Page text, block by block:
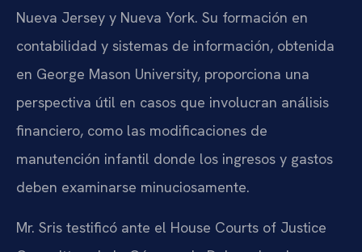
Nueva Jersey y Nueva York. Su formación en
contabilidad y sistemas de información, obtenida
en George Mason University, proporciona una
perspectiva útil en casos que involucran análisis
financiero, como las modificaciones de
manutención infantil donde los ingresos y gastos
deben examinarse minuciosamente.
Mr. Sris testificó ante el House Courts of Justice